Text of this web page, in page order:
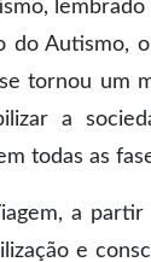
Autismo,
tornou um
a
todas as
a
e